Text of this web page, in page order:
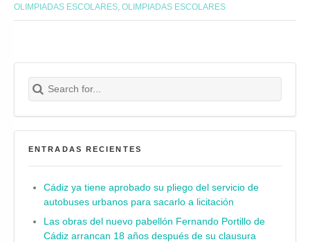
OLIMPIADAS ESCOLARES OLIMPIADAS ESCOLARES
Search for:
Buscar
ENTRADAS RECIENTES
Cádiz ya tiene aprobado su pliego del servicio de
autobuses urbanos para sacarlo a licitación
Las obras del nuevo pabellón Fernando Portillo de
Cádiz arrancan 18 años después de su clausura